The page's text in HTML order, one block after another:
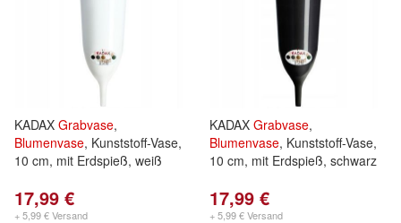
KADAX Grabvase,
Blumenvase, Kunststoff-Vase,
10 cm, mit Erdspieß, weiß
17,99 €
+ 5,99 € Versand
KADAX Grabvase,
Blumenvase, Kunststoff-Vase,
10 cm, mit Erdspieß, schwarz
17,99 €
+ 5,99 € Versand